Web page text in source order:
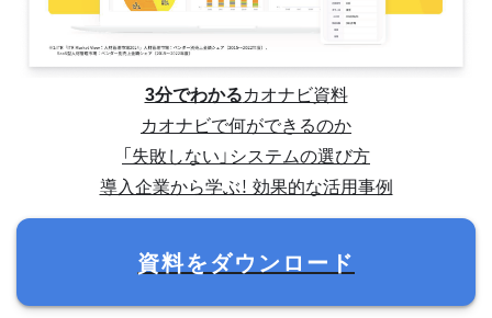
3分でわかるカオナビ資料
カオナビで何ができるのか
「失敗しない」システムの選び方
導入企業から学ぶ！ 効果的な活用事例
資料をダウンロード